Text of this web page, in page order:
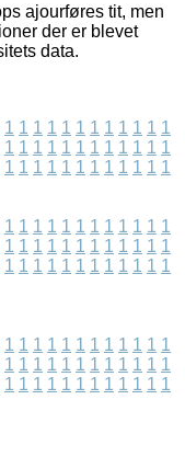
ajourføres tit, men
der er blevet
data.
1 1 1 1 1 1 1 1 1 1 1 1
1 1 1 1 1 1 1 1 1 1 1 1
1 1 1 1 1 1 1 1 1 1 1 1
1 1 1 1 1 1 1 1 1 1 1 1
1 1 1 1 1 1 1 1 1 1 1 1
1 1 1 1 1 1 1 1 1 1 1 1
1 1 1 1 1 1 1 1 1 1 1 1
1 1 1 1 1 1 1 1 1 1 1 1
1 1 1 1 1 1 1 1 1 1 1 1